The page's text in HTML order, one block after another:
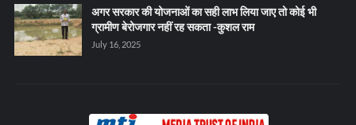
अगर सरकार की योजनाओं का सही लाभ लिया जाए तो कोई भी
ग्रामीण बेरोजगार नहीं रह सकता -कुशल राम
July 16, 2025